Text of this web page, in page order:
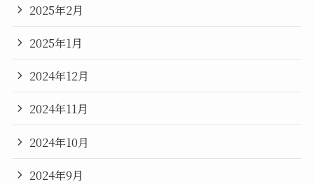
2025年2月
2025年1月
2024年12月
2024年11月
2024年10月
2024年9月